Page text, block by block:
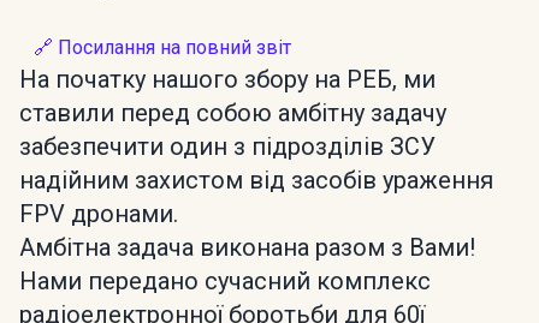
🔗 Посилання на повний звіт
На початку нашого збору на РЕБ, ми
ставили перед собою амбітну задачу
забезпечити один з підрозділів ЗСУ
надійним захистом від засобів ураження
FPV дронами.
Амбітна задача виконана разом з Вами!
Нами передано сучасний комплекс
радіоелектронної боротьби для 60ї